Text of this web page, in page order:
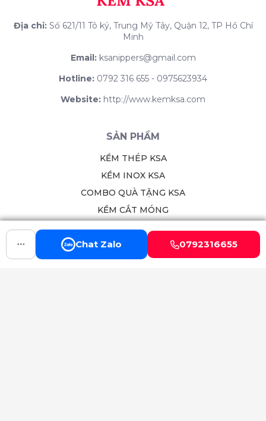
Số 621/11 Tô ký, Trung Mỹ Tây, Quận 12, TP Hồ Chí
Minh
Email: ksanippers@gmail.com
Hotline:0792 316 655 - 0975623934
SẢN PHẨM
KỀM THÉP KSA
KỀM INOX KSA
COMBO QUÀ TẶNG KSA
KỀM CẮT MÓNG
KỀM CẮT KHÓE KSA
Chat Zalo 0792316655